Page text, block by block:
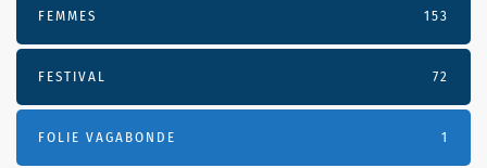
FEMMES 153
FESTIVAL 72
FOLIE VAGABONDE 1